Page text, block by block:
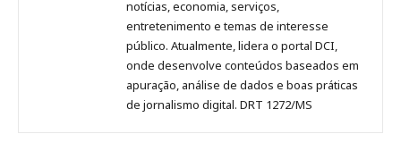
notícias, economia, serviços,
entretenimento e temas de interesse
público. Atualmente, lidera o portal DCI,
onde desenvolve conteúdos baseados em
apuração, análise de dados e boas práticas
de jornalismo digital. DRT 1272/MS